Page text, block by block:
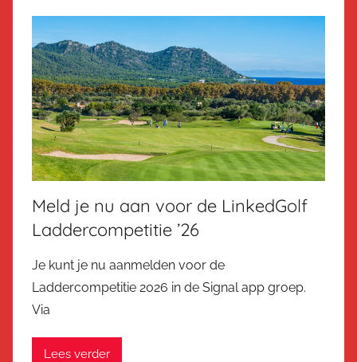
Meld je nu aan voor de LinkedGolf
Laddercompetitie ’26
Je kunt je nu aanmelden voor de
Laddercompetitie 2026 in de Signal app groep.
Via
Lees verder